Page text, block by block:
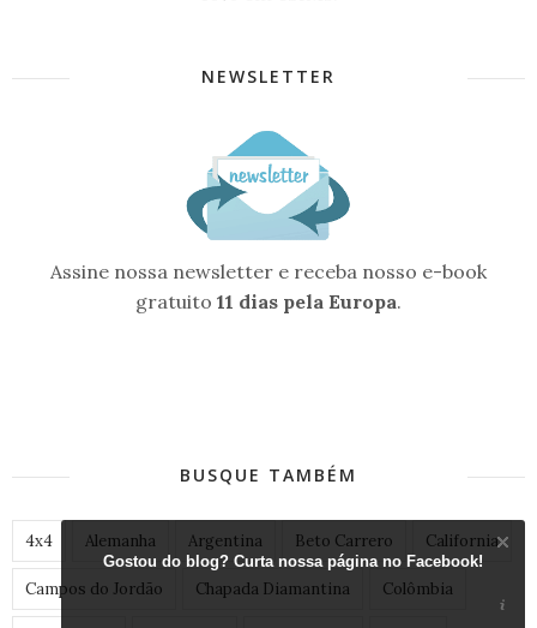
NEWSLETTER
Assine nossa newsletter e receba nosso e-book
gratuito 11 dias pela Europa.
BUSQUE TAMBÉM
4x4 Alemanha Argentina Beto Carrero California
Campos do Jordão Chapada Diamantina Colômbia
Gostou do blog? Curta nossa página no Facebook!